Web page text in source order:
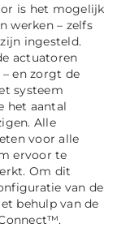
is het mogelijk
werken – zelfs
ingesteld.
actuatoren
en zorgt de
systeem
het aantal
Alle
voor alle
ervoor te
Om dit
van de
behulp van de